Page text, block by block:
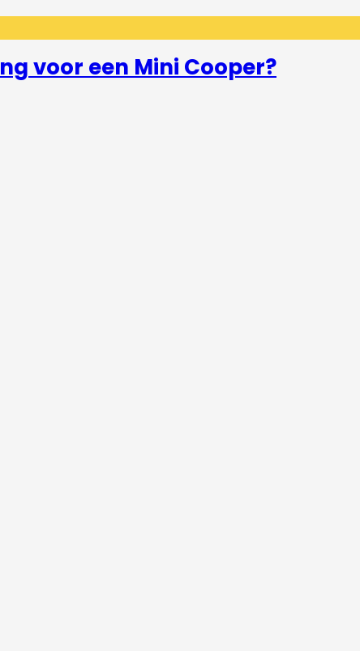
voor een Mini Cooper?